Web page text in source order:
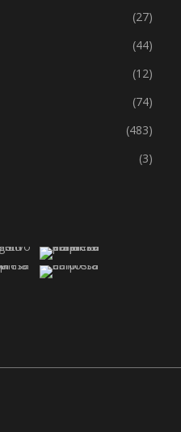
(27)
(44)
(12)
(74)
(483)
(3)